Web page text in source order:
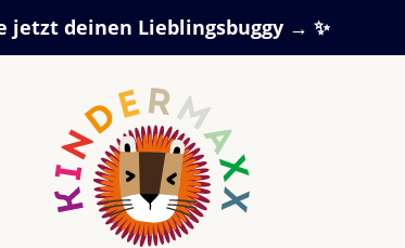
jetzt deinen Lieblingsbuggy → ✨